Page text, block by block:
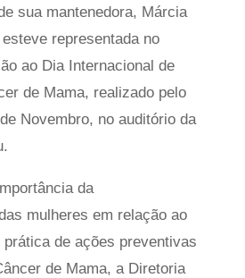
sua mantenedora, Márcia
representada no
ao Dia Internacional de
de Mama, realizado pelo
Novembro, no auditório da
da
mulheres em relação ao
de ações preventivas
de Mama, a Diretoria